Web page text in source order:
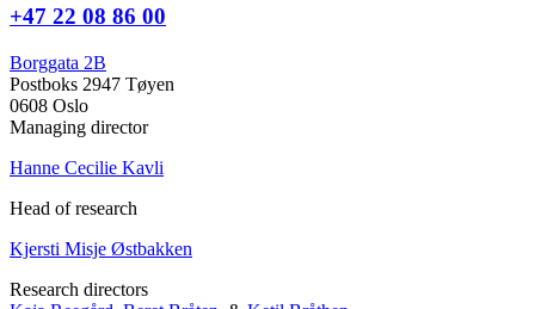
+47 22 08 86 00
Borggata 2B
Postboks 2947 Tøyen
0608 Oslo
Managing director
Hanne Cecilie Kavli
Head of research
Kjersti Misje Østbakken
Research directors